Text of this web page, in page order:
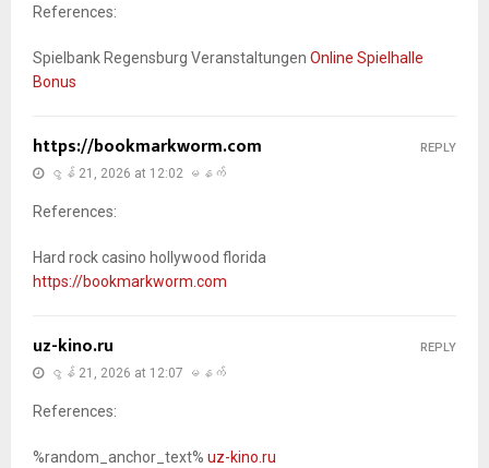
References:
Spielbank Regensburg Veranstaltungen Online Spielhalle
Bonus
https://bookmarkworm.com
ဇွန် 21, 2026 at 12:02 မနက်
References:
Hard rock casino hollywood florida
https://bookmarkworm.com
REPLY
uz-kino.ru
ဇွန် 21, 2026 at 12:07 မနက်
References:
%random_anchor_text% uz-kino.ru
REPLY